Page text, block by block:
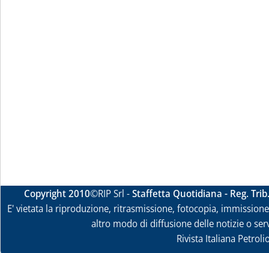
Copyright 2010©RIP Srl -Staffetta Quotidiana - Reg.
E' vietata la riproduzione, ritrasmissione, fotocopia,
altro modo di diffusione delle notizie o
Rivista Italiana